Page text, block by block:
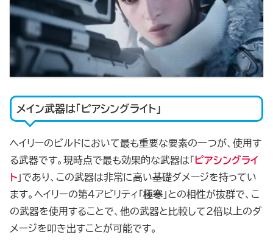
メイン武器は「ピアシングライト」
ヘイリーのビルドにおいて最も重要な要素の一つが、使用す
る武器です。現時点で最も効果的な武器は「
ピアシングライ
ト 」であり、この武器は非常に高い基礎ダメージを持ってい
ます。ヘイリーの第4アビリティ「 極寒 」との相性が抜群で、こ
の武器を使用することで、他の武器と比較して2倍以上のダ
メージを叩き出すことが可能です。